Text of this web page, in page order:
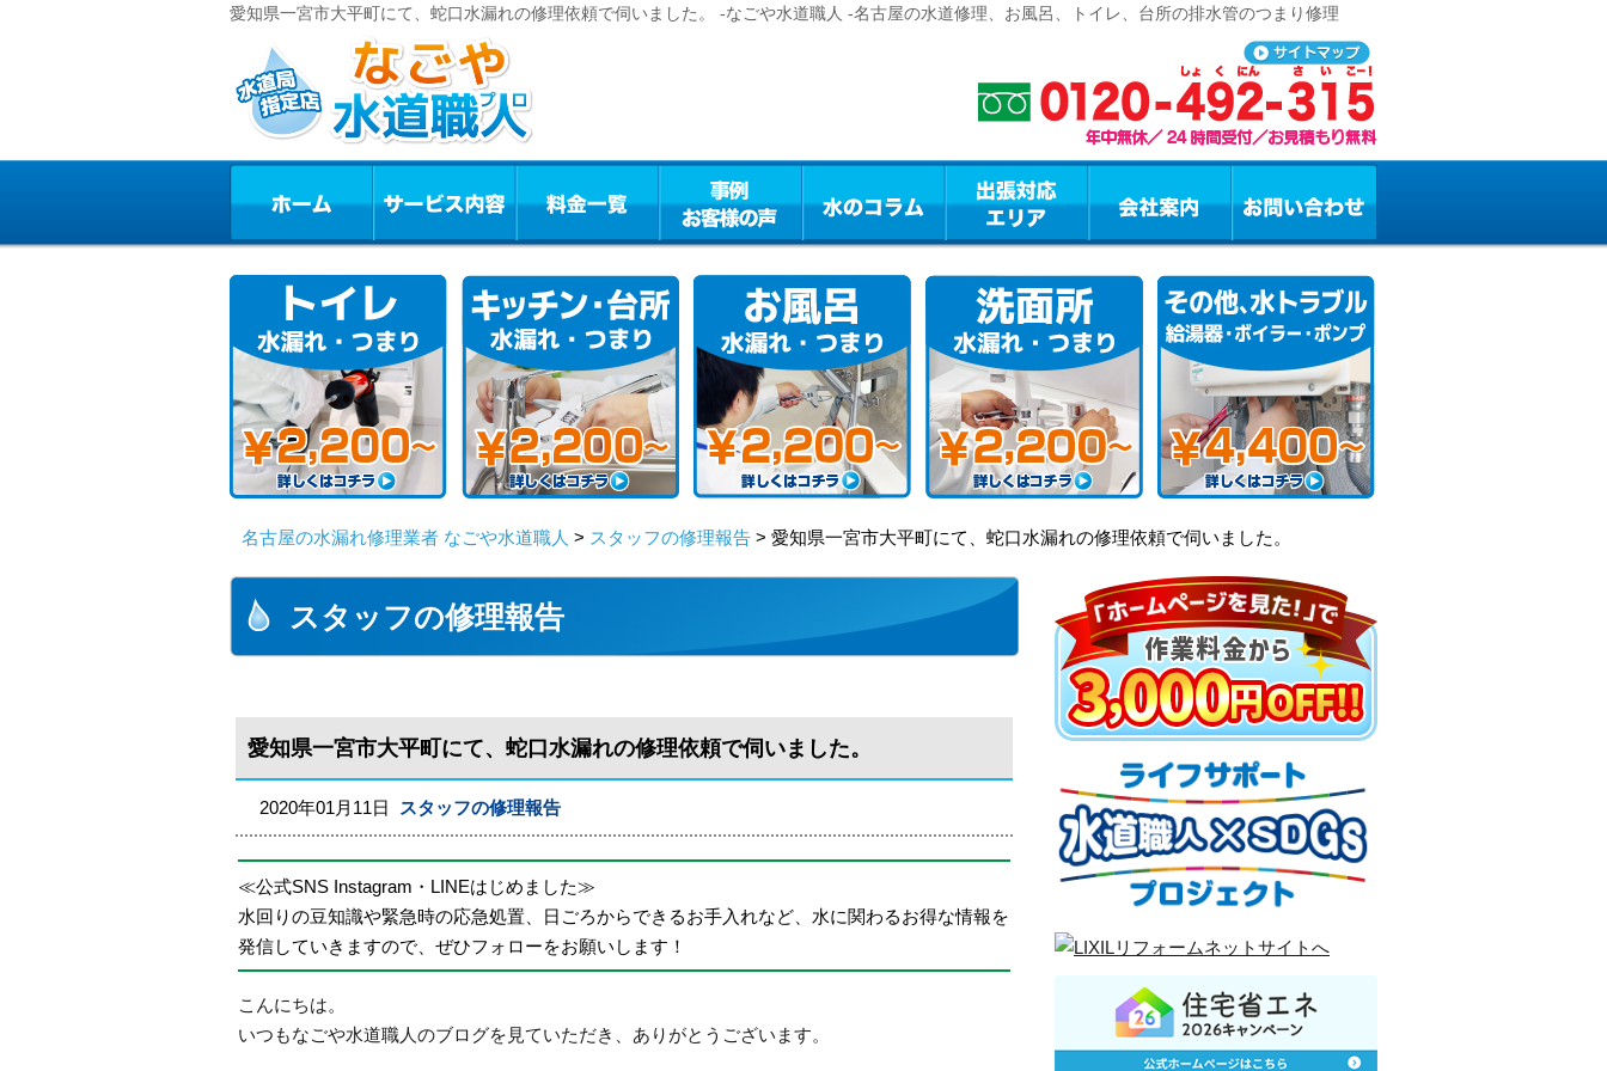
愛知県一宮市大平町にて、蛇口水漏れの修理依頼で伺いました。 -なごや水道職人 -名古屋の水道修理、お風呂、トイレ、台所の排水管のつまり修理
名古屋の水漏れ修理業者 なごや水道職人 > スタッフの修理報告 > 愛知県一宮市大平町にて、蛇口水漏れの修理依頼で伺いました。
スタッフの修理報告
愛知県一宮市大平町にて、蛇口水漏れの修理依頼で伺いました。
2020年01月11日 スタッフの修理報告
≪公式SNS Instagram・LINEはじめました≫
水回りの豆知識や緊急時の応急処置、日ごろからできるお手入れなど、水に関わるお得な情報を
発信していきますので、ぜひフォローをお願いします！
こんにちは。
いつもなごや水道職人のブログを見ていただき、ありがとうございます。